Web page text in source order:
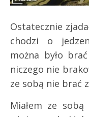
Ostatecznie
chodzi o
można było
niczego nie
ze sobą nie brać
Miałem ze